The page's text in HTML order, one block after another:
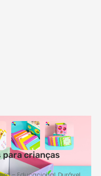
crianças